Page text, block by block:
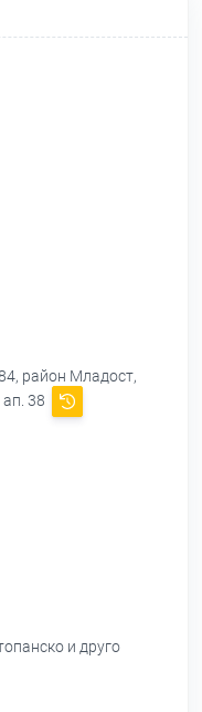
район Младост,
38
и друго